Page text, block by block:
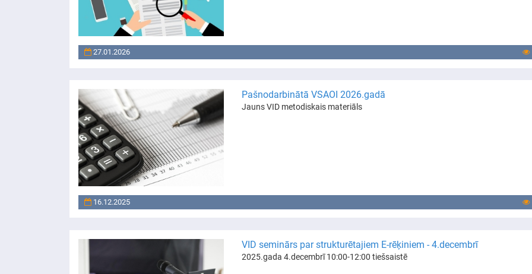
27.01.2026
Pašnodarbinātā VSAOI 2026.gadā
Jauns VID metodiskais materiāls
16.12.2025
VID seminārs par strukturētajiem E-rēķiniem - 4.decembrī
2025.gada 4.decembrī 10:00-12:00 tiešsaistē